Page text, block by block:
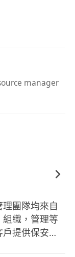
manager
團隊均來自
織，管理等
提供保安人